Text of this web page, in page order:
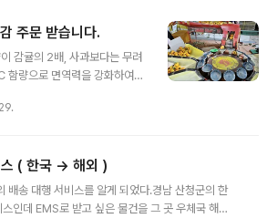
주문 받습니다.
감귤의 2배, 사과보다는 무려
함량으로 면역력을 강화하여
숙취해소에 도움을 준다고
합니다. 이밖에도 단감에는 비
대한 저항력을 높여주고 피부를
합니다. 사람들이 많이 하는 오
( 한국 -> 해외 )
배송 대행 서비스를 알게 되었다.경남 산청군의 한
인데 EMS로 받고 싶은 물건을 그 곳 우체국 해외